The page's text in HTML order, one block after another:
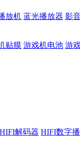
放机 蓝光播放器 影
贴膜 游戏机电池 游
HIFI解码器 HIFI数字